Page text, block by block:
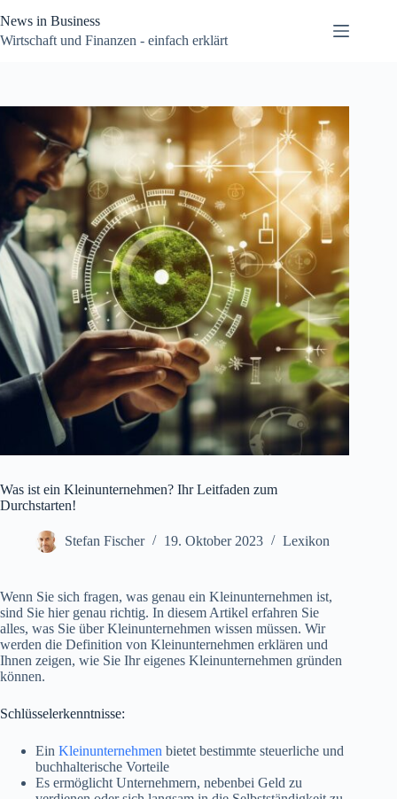
Inhalt
springen
News in Business
Wirtschaft und Finanzen - einfach erklärt
Was ist ein Kleinunternehmen? Ihr Leitfaden zum
Durchstarten!
Stefan Fischer 19. Oktober 2023 Lexikon
Wenn Sie sich fragen, was genau ein Kleinunternehmen ist,
sind Sie hier genau richtig. In diesem Artikel erfahren Sie
alles, was Sie über Kleinunternehmen wissen müssen. Wir
werden die Definition von Kleinunternehmen erklären und
Ihnen zeigen, wie Sie Ihr eigenes Kleinunternehmen gründen
können.
Schlüsselerkenntnisse:
Ein Kleinunternehmen bietet bestimmte steuerliche und
buchhalterische Vorteile
Es ermöglicht Unternehmern, nebenbei Geld zu